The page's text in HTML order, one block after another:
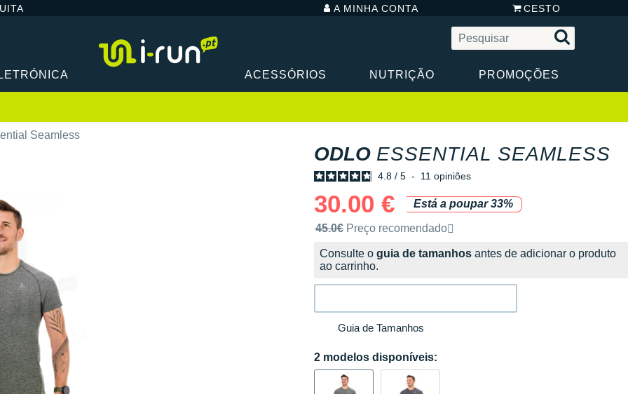
A MINHA CONTA CESTO
ACESSÓRIOS NUTRIÇÃO PROMOÇÕES
Seamless
ODLO ESSENTIAL SEAMLESS
4.8 / 5 - 11 opiniões
30.00 €
Está a poupar 33%
Preço de venda recomendado pela marca
45.0€ Preço recomendado
Consulte o guia de tamanhos antes de adicionar o produto
ao carrinho.
Guia de Tamanhos
2 modelos disponíveis: